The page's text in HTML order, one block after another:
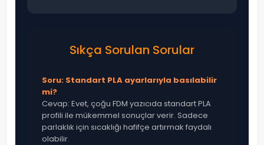
Sıkça Sorulan Sorular
Soru: Standart PLA ayarlarıyla basılabilir
mi?
Cevap: Evet, çoğu FDM yazıcıda standart PLA
profili ile mükemmel sonuçlar verir. Sadece
parlaklık için sıcaklığı hafifçe artırmak faydalı
olabilir.